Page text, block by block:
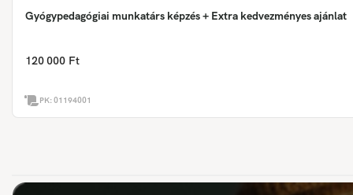
Gyógypedagógiai munkatárs képzés + Extra kedvezményes ajánlat
120 000 Ft
PK:01194001